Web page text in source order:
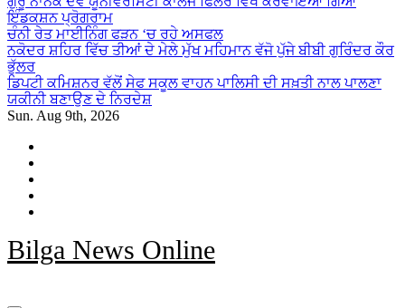
ਇੰਡਕਸ਼ਨ ਪ੍ਰੋਗਰਾਮ
ਚੰਨੀ ਰੇਤ ਮਾਈਨਿੰਗ ਫੜਨ ‘ਚ ਰਹੇ ਅਸਫਲ
ਨਕੋਦਰ ਸ਼ਹਿਰ ਵਿੱਚ ਤੀਆਂ ਦੇ ਮੇਲੇ ਮੁੱਖ ਮਹਿਮਾਨ ਵੱਜੋ ਪੁੱਜੇ ਬੀਬੀ ਗੁਰਿੰਦਰ ਕੌਰ
ਭੁੱਲਰ
ਡਿਪਟੀ ਕਮਿਸ਼ਨਰ ਵੱਲੋਂ ਸੇਫ ਸਕੂਲ ਵਾਹਨ ਪਾਲਿਸੀ ਦੀ ਸਖ਼ਤੀ ਨਾਲ ਪਾਲਣਾ
ਯਕੀਨੀ ਬਣਾਉਣ ਦੇ ਨਿਰਦੇਸ਼
Sun. Aug 9th, 2026
Bilga News Online